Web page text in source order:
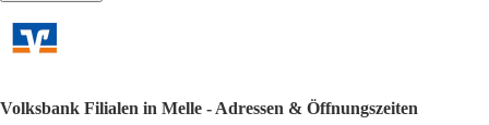
Volksbank Filialen in Melle - Adressen & Öffnungszeiten